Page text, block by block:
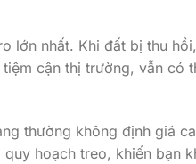
lớn nhất. Khi đất bị thu
cận thị trường, vẫn có
thường không định giá
hoạch treo, khiến bạn